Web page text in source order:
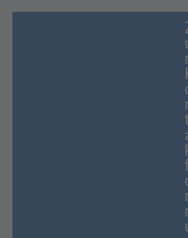
Z
u
m
K
o
n
t
a
kt
f
o
r
m
ul